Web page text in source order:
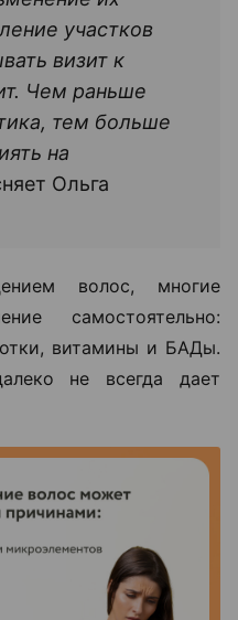
участков
визит к
Чем раньше
тем больше
на
Ольга
волос, многие
самостоятельно:
витамины и БАДы.
не всегда дает